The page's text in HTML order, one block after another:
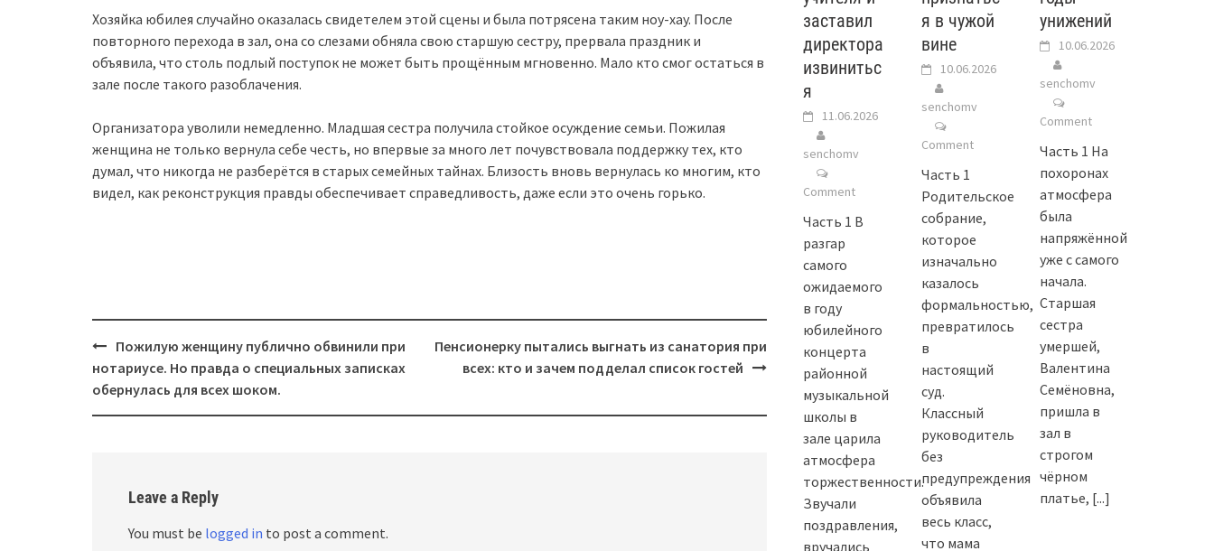
Хозяйка юбилея случайно оказалась свидетелем этой сцены и была потрясена таким ноу-хау. После
повторного перехода в зал, она со слезами обняла свою старшую сестру, прервала праздник и
объявила, что столь подлый поступок не может быть прощённым мгновенно. Мало кто смог остаться в
зале после такого разоблачения.
Организатора уволили немедленно. Младшая сестра получила стойкое осуждение семьи. Пожилая
женщина не только вернула себе честь, но впервые за много лет почувствовала поддержку тех, кто
думал, что никогда не разберётся в старых семейных тайнах. Близость вновь вернулась ко многим, кто
видел, как реконструкция правды обеспечивает справедливость, даже если это очень горько.
Post
navigation
Пожилую женщину публично обвинили при
нотариусе. Но правда о специальных записках
обернулась для всех шоком.
Пенсионерку пытались выгнать из санатория при
всех: кто и зачем подделал список гостей
Leave a Reply
You must be logged in to post a comment.
заставил
директора
извинитьс
я
11.06.2026
senchomv
Comment
Часть 1 В
разгар
самого
ожидаемого
в году
юбилейного
концерта
районной
музыкальной
школы в
зале царила
атмосфера
торжественности.
Звучали
поздравления,
вручались
я в чужой
вине
10.06.2026
senchomv
Comment
Часть 1
Родительское
собрание,
которое
изначально
казалось
формальностью,
превратилось
в
настоящий
суд.
Классный
руководитель
без
предупреждения
объявила
весь класс,
что мама
унижений
10.06.2026
senchomv
Comment
Часть 1 На
похоронах
атмосфера
была
напряжённой
уже с самого
начала.
Старшая
сестра
умершей,
Валентина
Семёновна,
пришла в
зал в
строгом
чёрном
платье, [...]